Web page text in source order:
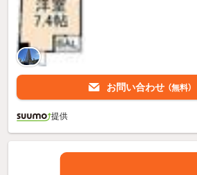
お問い合わせ （無料）
提供